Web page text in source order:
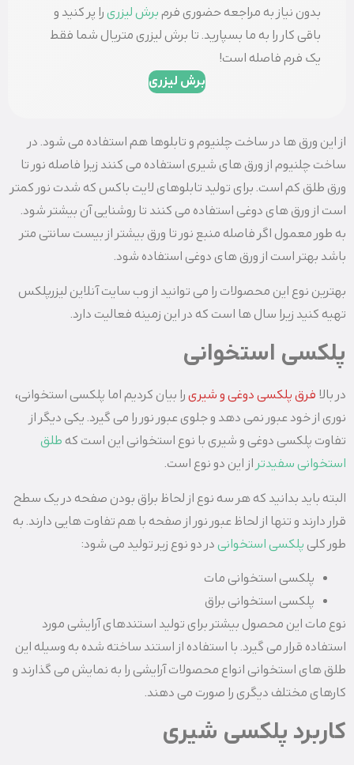
بدون نیاز به مراجعه حضوری فرمبرش لیزریرا پر کنید و
باقی کار را به ما بسپارید. تا برش لیزری متریال شما فقط
یک فرم فاصله است!
برش لیزری
از این ورق ها در ساخت چلنیوم و تابلوها هم استفاده می شود. در
ساخت چلنیوم از ورق های شیری استفاده می کنند زیرا فاصله نور تا
ورق طلق کم است. برای تولید تابلوهای لایت باکس که شدت نور کمتر
است از ورق های دوغی استفاده می کنند تا روشنایی آن بیشتر شود.
به طور معمول اگر فاصله منبع نور تا ورق بیشتر از بیست سانتی متر
باشد بهتر است از ورق های دوغی استفاده شود.
بهترین نوع این محصولات را می توانید از وب سایت آنلاین لیزرپلکس
تهیه کنید زیرا سال ها است که در این زمینه فعالیت دارد.
پلکسی استخوانی
در بالا فرق پلکسی دوغی و شیریرا بیان کردیم اما پلکسی استخوانی،
نوری از خود عبور نمی دهد و جلوی عبور نور را می گیرد. یکی دیگر از
تفاوت پلکسی دوغی و شیری با نوع استخوانی این است که طلق
استخوانی سفیدتراز این دو نوع است.
البته باید بدانید که هر سه نوع از لحاظ براق بودن صفحه در یک سطح
قرار دارند و تنها از لحاظ عبور نور از صفحه با هم تفاوت هایی دارند. به
طور کلی پلکسی استخوانیدر دو نوع زیر تولید می شود:
پلکسی استخوانی مات
پلکسی استخوانی براق
نوع مات این محصول بیشتر برای تولید استندهای آرایشی مورد
استفاده قرار می گیرد. با استفاده از استند ساخته شده به وسیله این
طلق های استخوانی انواع محصولات آرایشی را به نمایش می گذارند و
کارهای مختلف دیگری را صورت می دهند.
کاربرد پلکسی شیری